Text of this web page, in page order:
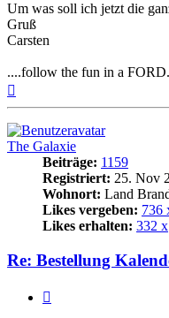
Um was soll ich jetzt die
Gruß
Carsten
....follow the fun in a
The Galaxie
Beiträge: 1159
Registriert: 25. Nov
Wohnort: Land
Likes vergeben: 736
Likes erhalten: 332 x
Re: Bestellung